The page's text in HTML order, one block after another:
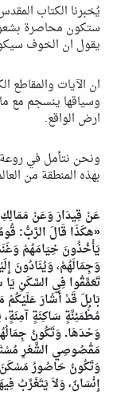
يُخبرنا الكتاب
ستكون محاصرة
يقول ان الخوف
ان الآيات والمقاطع
وسياقها ينسجم مع
ارض الواقع.
ونحن نتأمل في روعة
بهذه المنطقة من
عَنْ قِيدَارَ وَعَنْ
«هكَذَا قَالَ الرَّبُّ:
يَأْخُذُونَ خِيَامَهُمْ
وَجِمَالَهُمْ، وَيُنَادُونَ
تَعَمَّقُوا فِي السَّكَنِ
بَابِلَ قَدْ أَشَارَ
مُطْمَئِنَّةٍ سَاكِنَةٍ
وَحْدَهَا. وَتَكُونُ
مَقْصُوصِي الشَّعْرِ
وَتَكُونُ حَاصُورُ مَسْكَنَ
إِنْسَانٌ، وَلاَ يَتَغَرَّبُ